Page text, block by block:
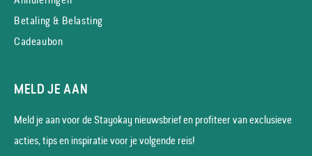
Betaling & Belasting
Cadeaubon
MELD JE AAN
Meld je aan voor de Stayokay nieuws­brief en profiteer van exclusieve
acties, tips en inspiratie voor je volgende reis!